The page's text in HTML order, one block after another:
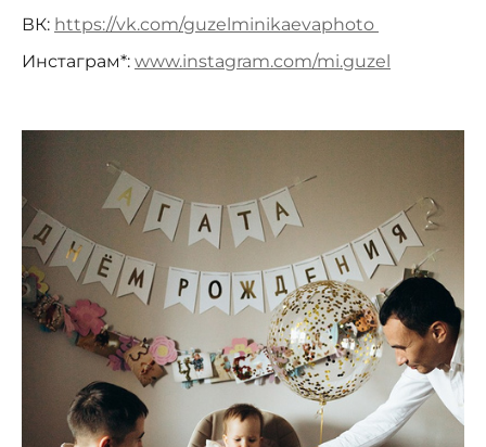
ВК: https://vk.com/guzelminikaevaphoto
Инстаграм*: www.instagram.com/mi.guzel